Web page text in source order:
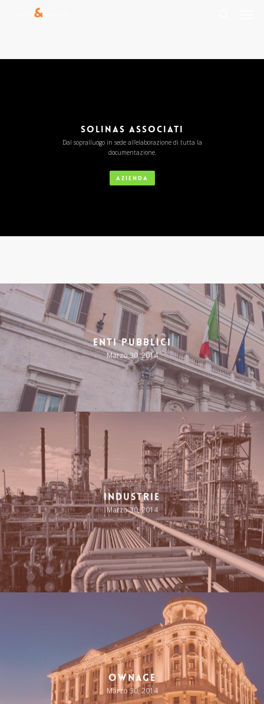
SOLINAS ASSOCIATI
Dal sopralluogo in sede all’elaborazione di tutta la
documentazione.
AZIENDA
Enti Pubblici
Marzo 30, 2014
Industrie
Marzo 30, 2014
Ownage
Marzo 30, 2014